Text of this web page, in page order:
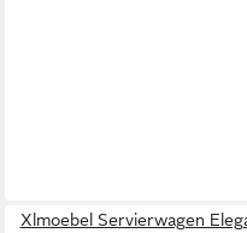
Xlmoebel Servierwagen